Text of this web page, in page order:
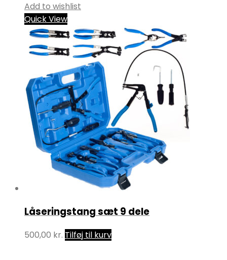
Add to wishlist
Quick View
Låseringstang sæt 9 dele
500,00 kr. Tilføj til kurv